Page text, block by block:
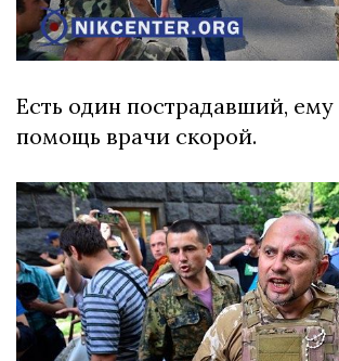
Есть один пострадавший,
помощь врачи скорой.